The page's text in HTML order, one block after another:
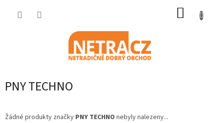
PNY TECHNO
Žádné produkty značky PNY TECHNO nebyly nalezeny...